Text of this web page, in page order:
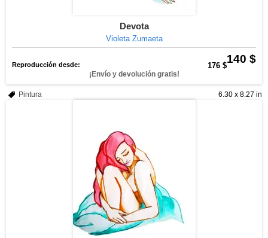
Devota
Violeta Zumaeta
140 $
Reproducción desde: 176 $
¡Envío y devolución gratis!
6.30 x 8.27 in
Pintura